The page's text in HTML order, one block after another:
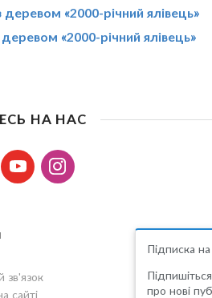
«2000-річний ялівець»
«2000-річний ялівець»
НА НАС
зв'язок
сайті
Підписка
про нові